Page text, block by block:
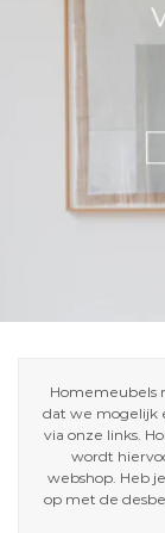
Homemeubels
dat we mogelijk
via onze links.
wordt
webshop. Heb
op met de